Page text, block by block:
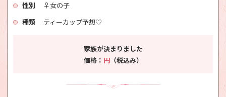
性別
♀女の子
種類
ティーカップ予想♡
家族が決まりました
価格： 円（税込み）